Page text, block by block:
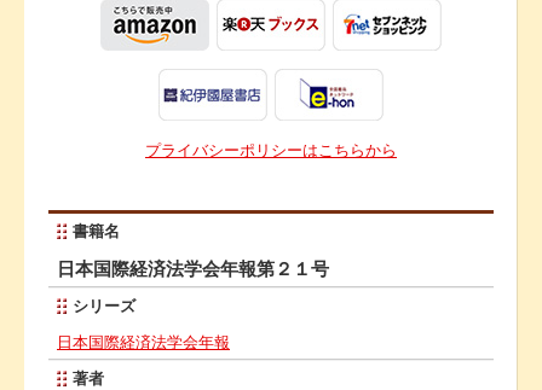
プライバシーポリシーはこちらから
書籍名
日本国際経済法学会年報第２１号
シリーズ
日本国際経済法学会年報
著者